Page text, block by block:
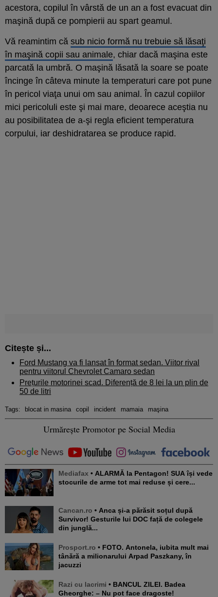
acestora, copilul în vârstă de un an a fost evacuat din
maşină după ce pompierii au spart geamul.
Vă reamintim că sub nicio formă nu trebuie să lăsaţi
în maşină copii sau animale, chiar dacă maşina este
parcată la umbră. O maşină lăsată la soare se poate
încinge în câteva minute la temperaturi care pot pune
în pericol viaţa unui om sau animal. În cazul copiilor
mici pericoluli este şi mai mare, deoarece aceştia nu
au posibilitatea de a-şi regla eficient temperatura
corpului, iar deshidratarea se produce rapid.
Citește și...
Ford Mustang va fi lansat în format sedan. Viitor rival
pentru viitorul Chevrolet Camaro sedan
Prețurile motorinei scad. Diferență de 8 lei la un plin de
50 de litri
Tags: blocat in masina copil incident mamaia maşina
Urmărește Promotor pe Social Media
Mediafax • ALARMĂ la Pentagon! SUA își vede
stocurile de arme tot mai reduse și cere...
Cancan.ro • Anca și-a părăsit soțul după
Survivor! Gesturile lui DOC față de colegele
din junglă...
Prosport.ro • FOTO. Antonela, iubita mult mai
tânără a milionarului Arpad Paszkany, în
jacuzzi
Razi cu lacrimi • BANCUL ZILEI. Badea
Gheorghe: – Nu pot face dragoste!